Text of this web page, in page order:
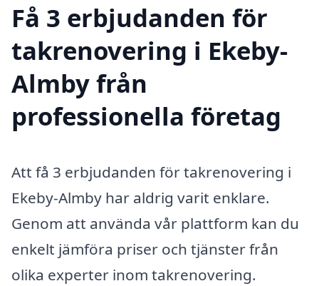
Få 3 erbjudanden för
takrenovering i Ekeby-
Almby från
professionella företag
Att få 3 erbjudanden för takrenovering i
Ekeby-Almby har aldrig varit enklare.
Genom att använda vår plattform kan du
enkelt jämföra priser och tjänster från
olika experter inom takrenovering.